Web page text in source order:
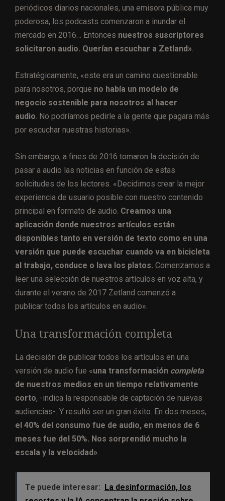
periódicos diarios nacionales, una emisora ​​pública muy
poderosa, los podcasts comenzaron a inundar el
mercado en 2016… Entonces nuestros suscriptores
solicitaron audio. Querían escuchar a Zetland».
Estratégicamente, «este era un camino cuestionable
para nosotros, porque no había un modelo de
negocio sostenible para nosotros al hacer
audio. No podríamos pedirle a la gente que pagara más
por escuchar nuestras historias».
Sin embargo, a fines de 2016 tomaron la decisión de
pasar a audio las noticias en función de estas
solicitudes de los lectores. «Decidimos crear la mejor
experiencia de usuario posible con nuestro contenido
principal en formato de audio. Creamos una
aplicación donde nuestros artículos están
disponibles tanto en versión de texto como en una
versión que puede escuchar cuando va en bicicleta
al trabajo, conduce o lava los platos. Comenzamos a
leer una selección de nuestros artículos en voz alta, y
durante el verano de 2017 Zetland comenzó a
publicar todos los artículos en audio».
Una transformación completa
La decisión de publicar todos los artículos en una
versión de audio fue «una transformación completa
de nuestros medios en un tiempo relativamente
corto, -indica la responsable de captación de nuevas
audiencias-. Y resultó ser un gran éxito. En dos meses,
el 40% del consumo fue de audio, en menos de 6
meses fue del 50%. Nos sorprendió mucho la
escala y la velocidad».
Te puede interesar:
La desinformación, los